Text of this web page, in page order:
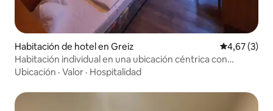
Habitación de hotel en Greiz Calificación
4,67 (3)
Habitación individual en una ubicación céntrica con
retrete y ducha
Ubicación · Valor · Hospitalidad